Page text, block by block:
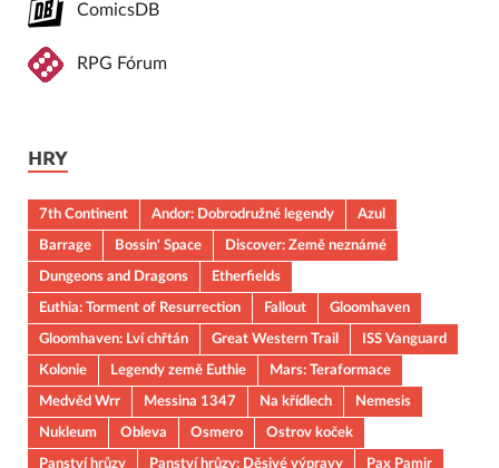
ComicsDB
RPG Fórum
HRY
7th Continent Andor: Dobrodružné legendy
Azul
Barrage
Bossin' Space
Discover: Země neznámé
Dungeons and Dragons
Etherfields
Euthia: Torment of Resurrection
Fallout
Gloomhaven
Gloomhaven: Lví chřtán
Great Western Trail
ISS Vanguard
Kolonie
Legendy země Euthie
Mars: Teraformace
Medvěd Wrr
Messina 1347 Na křídlech
Nemesis
Nukleum
Obleva Osmero
Ostrov koček
Panství hrůzy
Panství hrůzy: Děsivé výpravy Pax Pamir